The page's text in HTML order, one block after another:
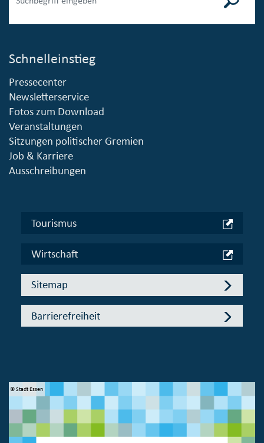
Schnelleinstieg
Pressecenter
Newsletterservice
Fotos zum Download
Veranstaltungen
Sitzungen politischer Gremien
Job & Karriere
Ausschreibungen
Tourismus
Wirtschaft
Sitemap
Barrierefreiheit
© Stadt Essen